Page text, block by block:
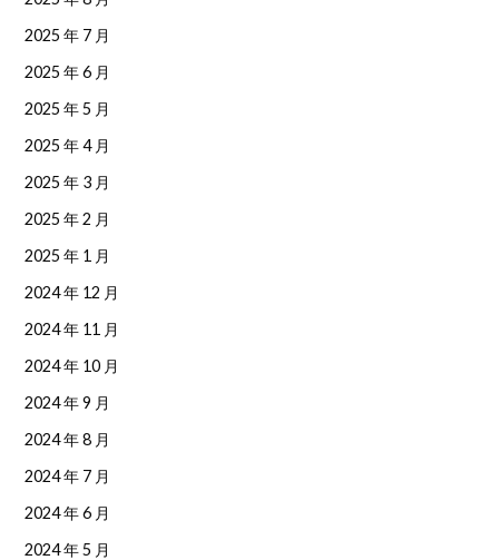
2025 年 7 月
2025 年 6 月
2025 年 5 月
2025 年 4 月
2025 年 3 月
2025 年 2 月
2025 年 1 月
2024 年 12 月
2024 年 11 月
2024 年 10 月
2024 年 9 月
2024 年 8 月
2024 年 7 月
2024 年 6 月
2024 年 5 月